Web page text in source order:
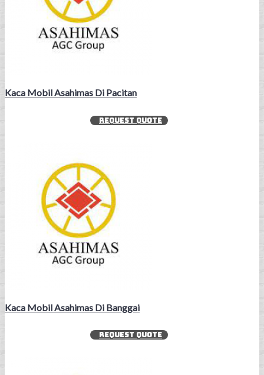
Kaca Mobil Asahimas Di Pacitan
REQUEST QUOTE
Kaca Mobil Asahimas Di Banggai
REQUEST QUOTE